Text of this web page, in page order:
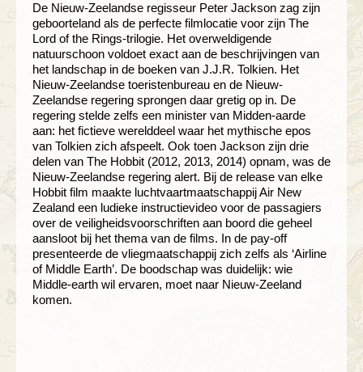
De Nieuw-Zeelandse regisseur Peter Jackson zag zijn
geboorteland als de perfecte filmlocatie voor zijn The
Lord of the Rings-trilogie. Het overweldigende
natuurschoon voldoet exact aan de beschrijvingen van
het landschap in de boeken van J.J.R. Tolkien. Het
Nieuw-Zeelandse toeristenbureau en de Nieuw-
Zeelandse regering sprongen daar gretig op in. De
regering stelde zelfs een minister van Midden-aarde
aan: het fictieve werelddeel waar het mythische epos
van Tolkien zich afspeelt. Ook toen Jackson zijn drie
delen van The Hobbit (2012, 2013, 2014) opnam, was de
Nieuw-Zeelandse regering alert. Bij de release van elke
Hobbit film maakte luchtvaartmaatschappij Air New
Zealand een ludieke instructievideo voor de passagiers
over de veiligheidsvoorschriften aan boord die geheel
aansloot bij het thema van de films. In de pay-off
presenteerde de vliegmaatschappij zich zelfs als ‘Airline
of Middle Earth’. De boodschap was duidelijk: wie
Middle-earth wil ervaren, moet naar Nieuw-Zeeland
komen.